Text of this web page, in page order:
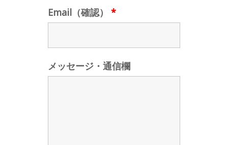
Email（確認） *
メッセージ・通信欄